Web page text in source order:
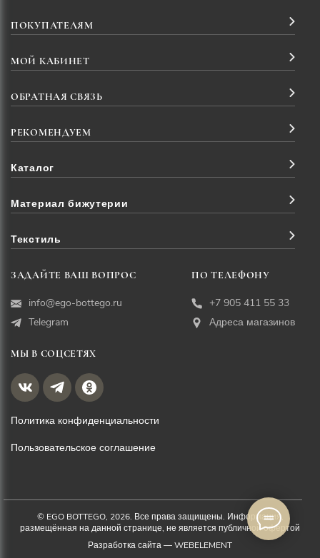
ПОКУПАТЕЛЯМ
МОЙ КАБИНЕТ
ОБРАТНАЯ СВЯЗЬ
РЕКОМЕНДУЕМ
Каталог
Материал бижутерии
Текстиль
ЗАДАЙТЕ ВАШ ВОПРОС
info@ego-bottego.ru
Telegram
ПО ТЕЛЕФОНУ
+7 905 411 55 33
Адреса магазинов
МЫ В СОЦСЕТЯХ
Политика конфиденциальности
Пользовательское соглашение
© EGO BOTTEGO, 2026. Все права защищены. Информация,
размещённая на данной странице, не является публичной офертой
Разработка сайта —WEBELEMENT